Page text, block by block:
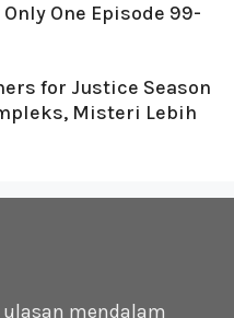
One Episode 99-
for Justice Season
Misteri Lebih
mendalam